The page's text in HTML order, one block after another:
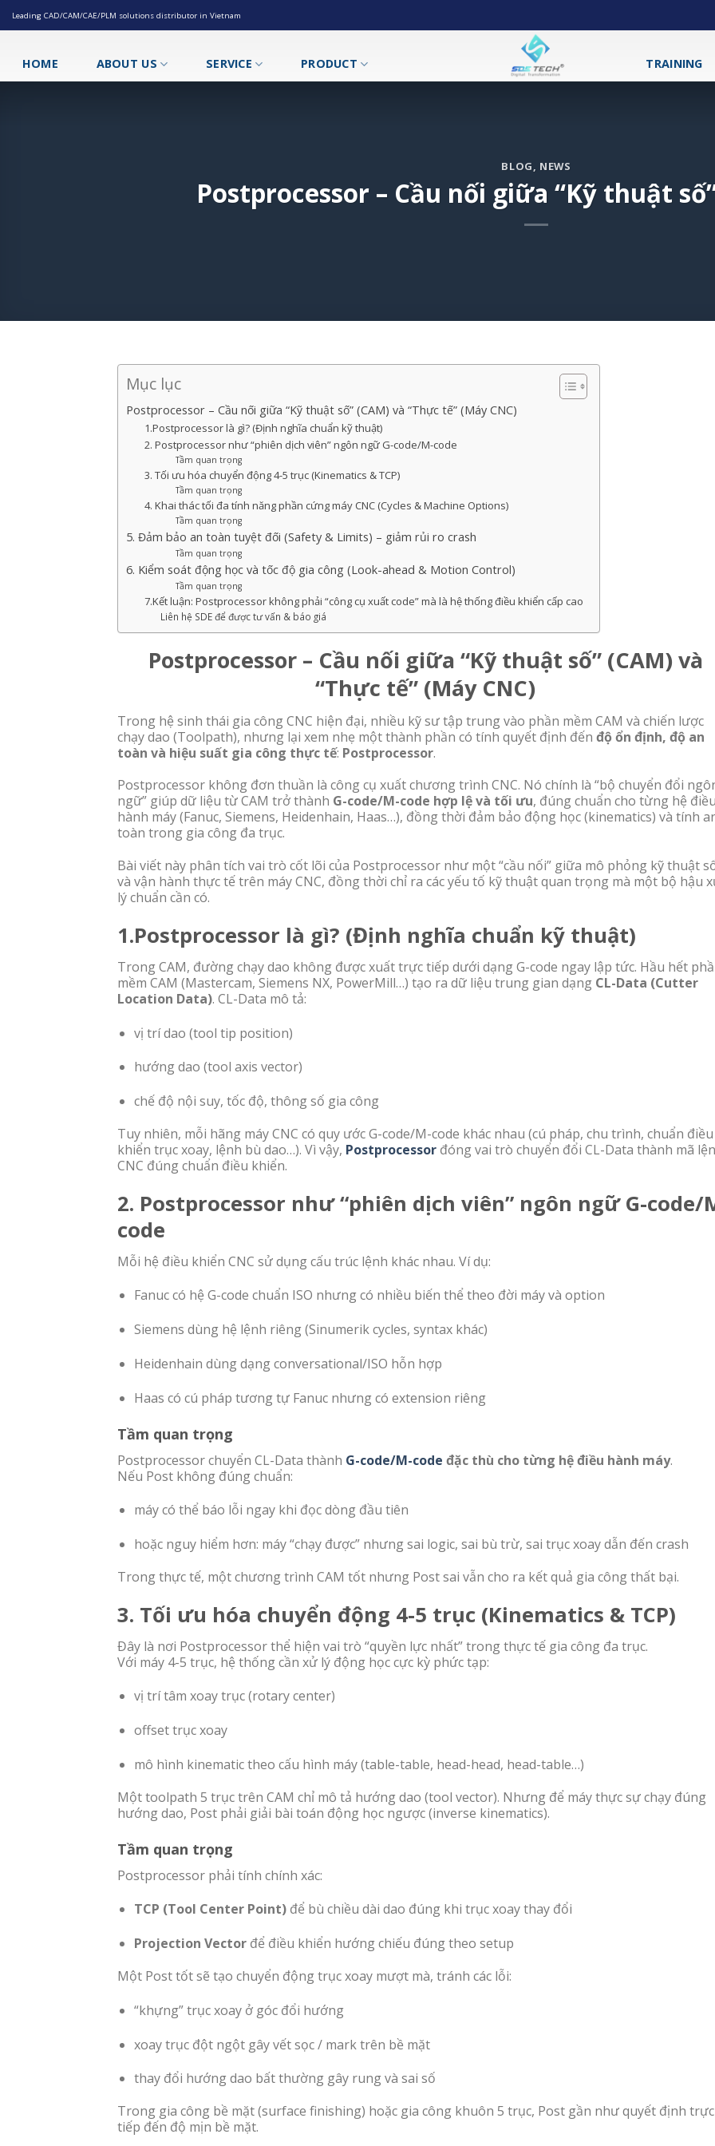
Skip
to
Leading CAD/CAM/CAE/PLM solutions distributor in Vietnam
HOME ABOUT US SERVICE PRODUCT TRAINING
BLOG, NEWS
Postprocessor – Cầu nối giữa “Kỹ thuật
Mục lục
Postprocessor – Cầu nối giữa “Kỹ thuật số” (CAM) và “Thực tế” (Máy CNC)
1.Postprocessor là gì? (Định nghĩa chuẩn kỹ thuật)
2. Postprocessor như “phiên dịch viên” ngôn ngữ G-code/M-code
Tầm quan trọng
3. Tối ưu hóa chuyển động 4-5 trục (Kinematics & TCP)
Tầm quan trọng
4. Khai thác tối đa tính năng phần cứng máy CNC (Cycles & Machine Options)
Tầm quan trọng
5. Đảm bảo an toàn tuyệt đối (Safety & Limits) – giảm rủi ro crash
Tầm quan trọng
6. Kiểm soát động học và tốc độ gia công (Look-ahead & Motion Control)
Tầm quan trọng
7.Kết luận: Postprocessor không phải “công cụ xuất code” mà là hệ thống điều khiển cấp cao
Liên hệ SDE để được tư vấn & báo giá
Postprocessor – Cầu nối giữa “Kỹ thuật số” (CAM) và
“Thực tế” (Máy CNC)
Trong hệ sinh thái gia công CNC hiện đại, nhiều kỹ sư tập trung vào phần mềm CAM và chiến lược
chạy dao (Toolpath), nhưng lại xem nhẹ một thành phần có tính quyết định đến độ ổn định, độ an
toàn và hiệu suất gia công thực tế: Postprocessor.
Postprocessor không đơn thuần là công cụ xuất chương trình CNC. Nó chính là “bộ chuyển đổi
ngữ” giúp dữ liệu từ CAM trở thành G-code/M-code hợp lệ và tối ưu, đúng chuẩn cho từng hệ điều
hành máy (Fanuc, Siemens, Heidenhain, Haas…), đồng thời đảm bảo động học (kinematics) và tính
toàn trong gia công đa trục.
Bài viết này phân tích vai trò cốt lõi của Postprocessor như một “cầu nối” giữa mô phỏng kỹ thuật
và vận hành thực tế trên máy CNC, đồng thời chỉ ra các yếu tố kỹ thuật quan trọng mà một bộ hậu
lý chuẩn cần có.
1.Postprocessor là gì? (Định nghĩa chuẩn kỹ thuật)
Trong CAM, đường chạy dao không được xuất trực tiếp dưới dạng G-code ngay lập tức. Hầu hết
mềm CAM (Mastercam, Siemens NX, PowerMill…) tạo ra dữ liệu trung gian dạng CL-Data (Cutter
Location Data). CL-Data mô tả:
vị trí dao (tool tip position)
hướng dao (tool axis vector)
chế độ nội suy, tốc độ, thông số gia công
Tuy nhiên, mỗi hãng máy CNC có quy ước G-code/M-code khác nhau (cú pháp, chu trình, chuẩn điều
khiển trục xoay, lệnh bù dao…). Vì vậy, Postprocessor đóng vai trò chuyển đổi CL-Data thành mã
CNC đúng chuẩn điều khiển.
2. Postprocessor như “phiên dịch viên” ngôn ngữ G-code/
code
Mỗi hệ điều khiển CNC sử dụng cấu trúc lệnh khác nhau. Ví dụ:
Fanuc có hệ G-code chuẩn ISO nhưng có nhiều biến thể theo đời máy và option
Siemens dùng hệ lệnh riêng (Sinumerik cycles, syntax khác)
Heidenhain dùng dạng conversational/ISO hỗn hợp
Haas có cú pháp tương tự Fanuc nhưng có extension riêng
Tầm quan trọng
Postprocessor chuyển CL-Data thành G-code/M-code đặc thù cho từng hệ điều hành máy.
Nếu Post không đúng chuẩn:
máy có thể báo lỗi ngay khi đọc dòng đầu tiên
hoặc nguy hiểm hơn: máy “chạy được” nhưng sai logic, sai bù trừ, sai trục xoay dẫn đến crash
Trong thực tế, một chương trình CAM tốt nhưng Post sai vẫn cho ra kết quả gia công thất bại.
3. Tối ưu hóa chuyển động 4-5 trục (Kinematics & TCP)
Đây là nơi Postprocessor thể hiện vai trò “quyền lực nhất” trong thực tế gia công đa trục.
Với máy 4-5 trục, hệ thống cần xử lý động học cực kỳ phức tạp:
vị trí tâm xoay trục (rotary center)
offset trục xoay
mô hình kinematic theo cấu hình máy (table-table, head-head, head-table…)
Một toolpath 5 trục trên CAM chỉ mô tả hướng dao (tool vector). Nhưng để máy thực sự chạy đúng
hướng dao, Post phải giải bài toán động học ngược (inverse kinematics).
Tầm quan trọng
Postprocessor phải tính chính xác:
TCP (Tool Center Point)để bù chiều dài dao đúng khi trục xoay thay đổi
Projection Vectorđể điều khiển hướng chiếu đúng theo setup
Một Post tốt sẽ tạo chuyển động trục xoay mượt mà, tránh các lỗi:
“khựng” trục xoay ở góc đổi hướng
xoay trục đột ngột gây vết sọc / mark trên bề mặt
thay đổi hướng dao bất thường gây rung và sai số
Trong gia công bề mặt (surface finishing) hoặc gia công khuôn 5 trục, Post gần như quyết định trực
tiếp đến độ mịn bề mặt.